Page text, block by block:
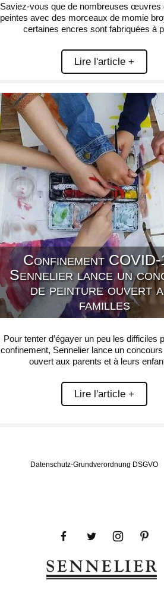
Saviez-vous que de nombreuses œuvres
peintes avec des morceaux de momie
certaines encres sont fabriquées à
Lire l'article +
Confinement
Sennelier lance un
de peinture ouvert
familles
Pour tenter d’égayer un peu les difficiles
confinement, Sennelier lance un
ouvert aux parents et à leurs
Lire l'article +
Datenschutz-Grundverordnung DSGVO